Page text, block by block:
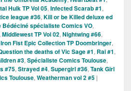
Hulk TP Vol 05, Infected Scarab #1,
league #36, Kill or be Killed deluxe ed
Bédéciné spécialiste Comics VO,
Middlewest TP Vol 02, Nightwing #66,
Fist Epic Collection TP Doombringer,
the deaths of Vic Sage #1, Rai #1,
#3, Spécialiste Comics Toulouse,
#75, Strayed #4, Supergirl #36, Tank Girl
Toulouse, Weatherman vol 2 #5 |